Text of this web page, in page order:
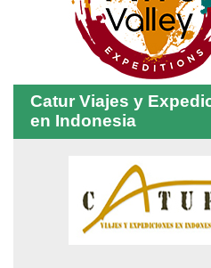
Catur Viajes y
en Indonesia